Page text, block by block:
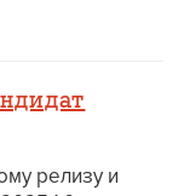
релизу и